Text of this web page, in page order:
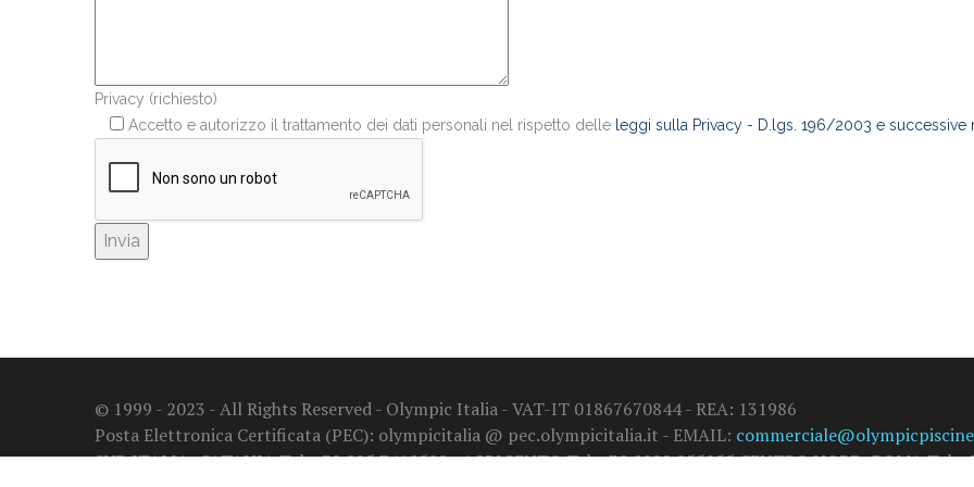
Privacy (richiesto)
Accetto e autorizzo il trattamento dei dati personali nel rispetto delle leggi sulla Privacy - D.lgs. 196/2003 e successive
© 1999 - 2023 - All Rights Reserved - Olympic Italia - VAT-IT 01867670844 - REA: 131986
Posta Elettronica Certificata (PEC): olympicitalia @ pec.olympicitalia.it - EMAIL:
SUD ITALIA: CATANIA Tel. +39 095 7410599 - AGRIGENTO Tel. +39 0922 855955 CENTRO NORD: ROMA